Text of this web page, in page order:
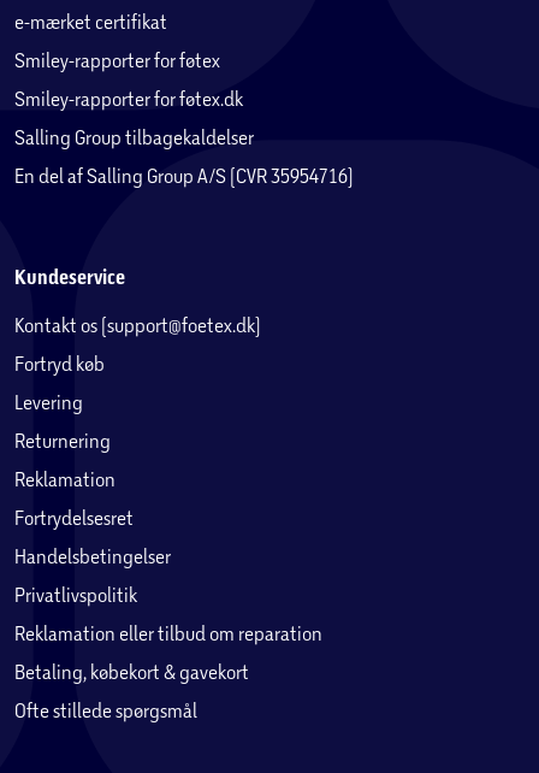
e-mærket certifikat
Smiley-rapporter for føtex
Smiley-rapporter for føtex.dk
Salling Group tilbagekaldelser
En del af Salling Group A/S (CVR 35954716)
Kundeservice
Kontakt os (support@foetex.dk)
Fortryd køb
Levering
Returnering
Reklamation
Fortrydelsesret
Handelsbetingelser
Privatlivspolitik
Reklamation eller tilbud om reparation
Betaling, købekort & gavekort
Ofte stillede spørgsmål